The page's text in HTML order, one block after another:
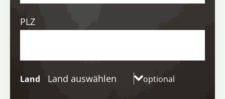
PLZ
Land Land auswählen optional